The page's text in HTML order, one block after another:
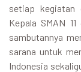
setiap kegiatan
Kepala SMAN
sambutannya
sarana untuk
Indonesia